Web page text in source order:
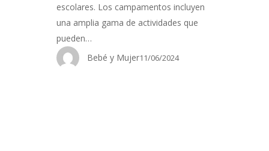
escolares. Los campamentos incluyen
una amplia gama de actividades que
pueden…
Bebé y Mujer11/06/2024